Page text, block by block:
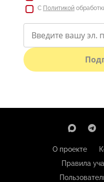
С Политикой
О проекте
Правила